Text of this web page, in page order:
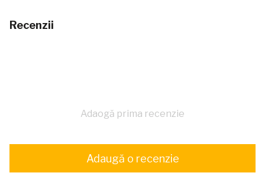
Recenzii
Adaogă prima recenzie
Adaugă o recenzie